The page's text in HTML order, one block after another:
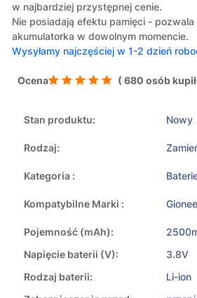
w najbardziej przystępnej cenie.
Nie posiadają efektu pamięci - pozwala
akumulatorka w dowolnym momencie.
Wysyłamy najczęściej w 1-2 dzień
Ocena ( 680 osób
Stan produktu: Nowy
Rodzaj:
Kategoria :
Kompatybilne Marki : Gionee
Pojemność (mAh):
Napięcie baterii (V):
3.8V
Rodzaj baterii:
Li-ion